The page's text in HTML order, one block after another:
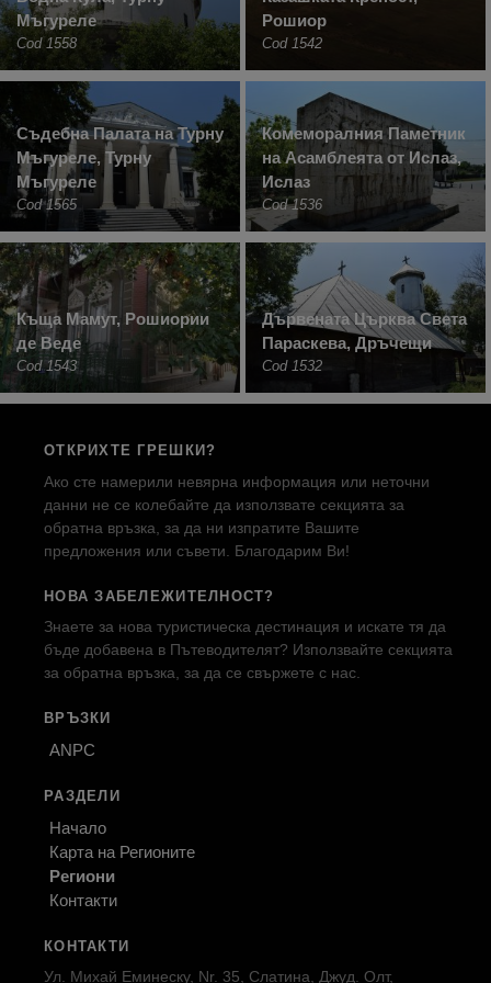
Мъгуреле
Cod 1558
Рошиор
Cod 1542
Съдебна Палата на Турну
Мъгуреле, Турну
Мъгуреле
Cod 1565
Комеморалния Паметник
на Асамблеята от Ислаз,
Ислаз
Cod 1536
Къща Мамут, Рошиории
де Веде
Cod 1543
Дървената Църква Света
Параскева, Дръчещи
Cod 1532
ОТКРИХТЕ ГРЕШКИ?
Ако сте намерили невярна информация или неточни
данни не се колебайте да използвате секцията за
обратна връзка, за да ни изпратите Вашите
предложения или съвети. Благодарим Ви!
НОВА ЗАБЕЛЕЖИТЕЛНОСТ?
Знаете за нова туристическа дестинация и искате тя да
бъде добавена в Пътеводителят? Използвайте секцията
за обратна връзка, за да се свържете с нас.
ВРЪЗКИ
ANPC
РАЗДЕЛИ
Начало
Карта на Регионите
Региони
Контакти
КОНТАКТИ
Ул. Михай Еминеску, Nr. 35, Слатина, Джуд. Олт,